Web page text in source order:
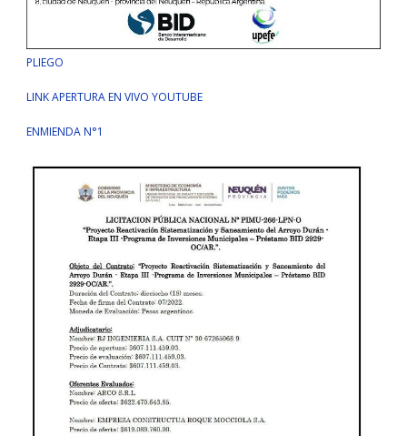
PLIEGO
LINK APERTURA EN VIVO YOUTUBE
ENMIENDA N°1